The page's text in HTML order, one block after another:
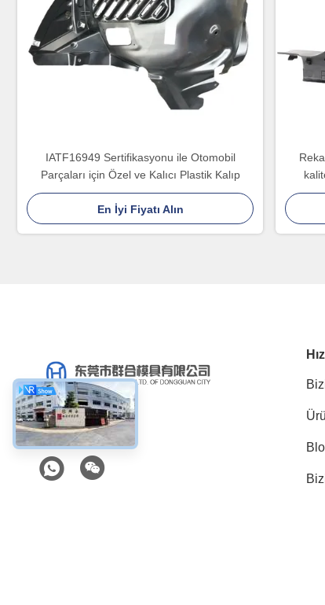
IATF16949 Sertifikasyonu ile Otomobil
Parçaları için Özel ve Kalıcı Plastik Kalıp
En İyi Fiyatı Alın
Sosyal Medya